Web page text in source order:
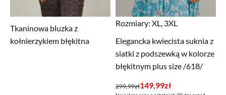
Tkaninowa bluzka z
kołnierzykiem błękitna
Rozmiary: XL, 3XL
Elegancka kwiecista suknia z
siatki z podszewką w kolorze
błękitnym plus size /618/
299,99zł
Pierwotna149,99zł
Aktualna